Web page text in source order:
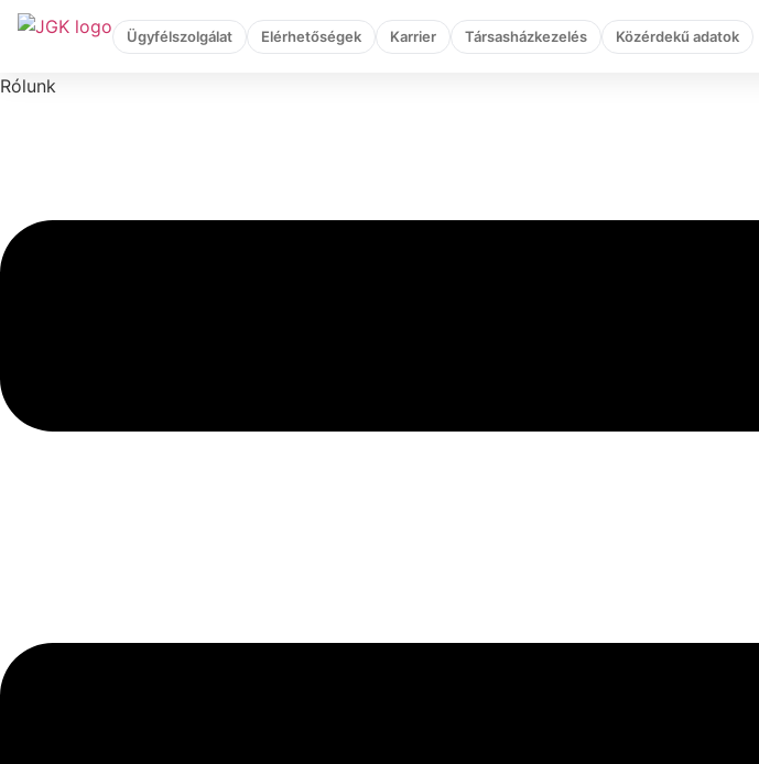
Ugrás
Ügyfélszolgálat Elérhetőségek Karrier Társasházkezelés Közérdekű adatok
Rólunk